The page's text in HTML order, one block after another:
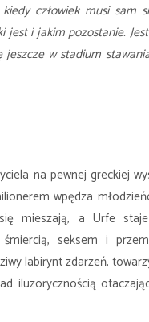
człowiek musi sam
jest i jakim pozostanie.
w stadium
na pewnej greckiej
wpędza
mieszają, a Urfe
seksem i
labirynt zdarzeń,
iluzorycznością